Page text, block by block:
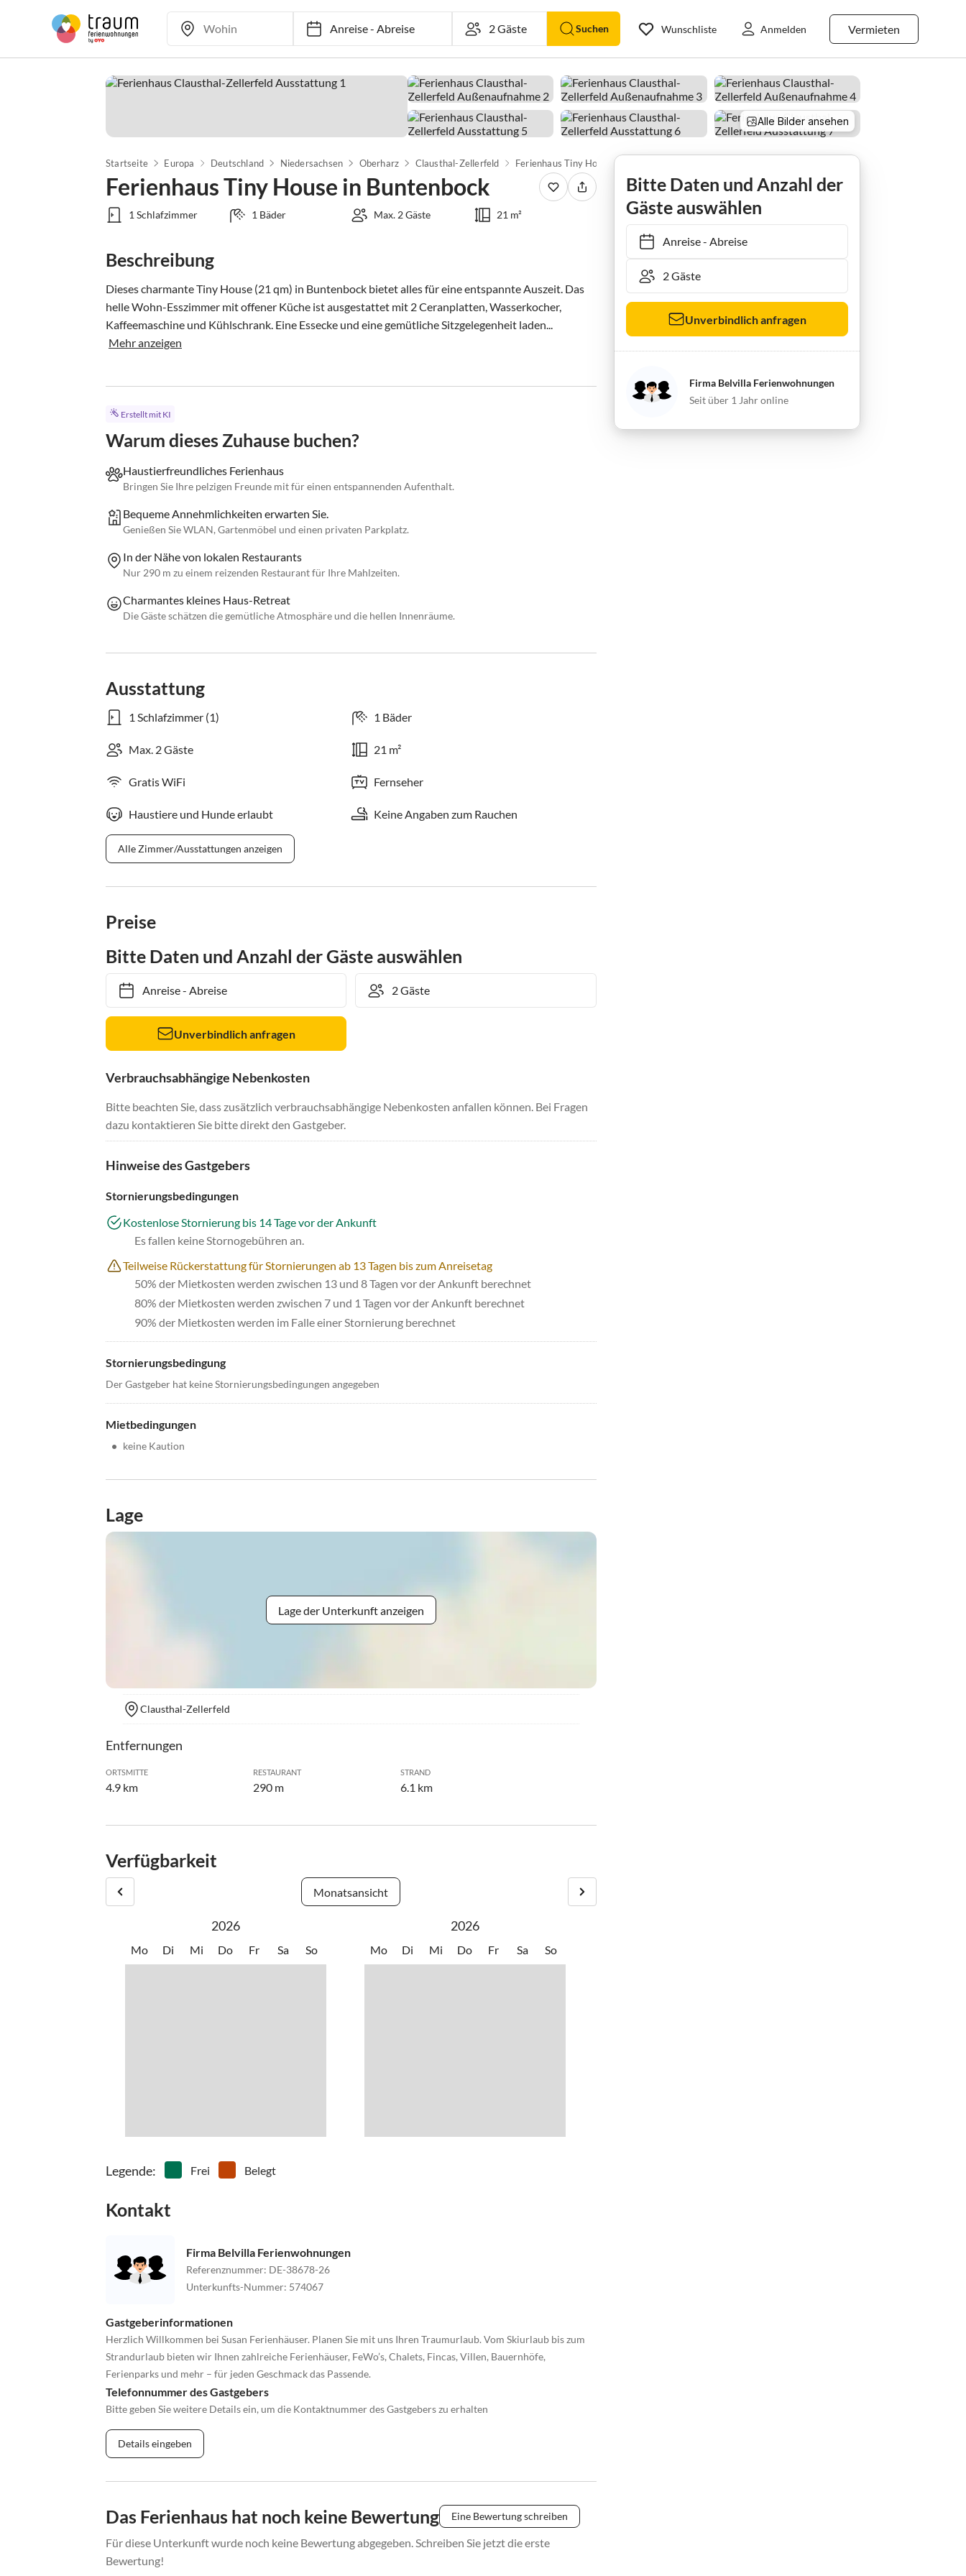
Anreise-Abreise Suchen Vermieten
Wunschliste Anmelden
Alle Bilder ansehen
Startseite Europa Deutschland Niedersachsen Oberharz Clausthal-Zellerfeld
Ferienhaus Tiny House in Buntenbock
1 Schlafzimmer 1 Bäder Max. 2 Gäste 21 m²
Beschreibung
Dieses charmante Tiny House (21 qm) in Buntenbock bietet alles für eine entspannte Auszeit. Das
helle Wohn-Esszimmer mit offener Küche ist ausgestattet mit 2 Ceranplatten, Wasserkocher,
Kaffeemaschine und Kühlschrank. Eine Essecke und eine gemütliche Sitzgelegenheit laden...
Mehr anzeigen
Erstellt mit KI
Warum dieses Zuhause buchen?
Haustierfreundliches Ferienhaus
Bringen Sie Ihre pelzigen Freunde mit für einen entspannenden Aufenthalt.
Bequeme Annehmlichkeiten erwarten Sie.
Genießen Sie WLAN, Gartenmöbel und einen privaten Parkplatz.
In der Nähe von lokalen Restaurants
Nur 290 m zu einem reizenden Restaurant für Ihre Mahlzeiten.
Charmantes kleines Haus-Retreat
Die Gäste schätzen die gemütliche Atmosphäre und die hellen Innenräume.
Ausstattung
1 Schlafzimmer (1) 1 Bäder
Max. 2 Gäste 21 m²
Gratis WiFi Fernseher
Haustiere und Hunde erlaubt Keine Angaben zum Rauchen
Alle Zimmer/Ausstattungen anzeigen
Preise
Bitte Daten und Anzahl der Gäste auswählen
Anreise- Abreise
Unverbindlich anfragen
Verbrauchsabhängige Nebenkosten
Bitte beachten Sie, dass zusätzlich verbrauchsabhängige Nebenkosten anfallen können. Bei Fragen
dazu kontaktieren Sie bitte direkt den Gastgeber.
Hinweise des Gastgebers
Stornierungsbedingungen
Kostenlose Stornierung bis 14 Tage vor der Ankunft
Es fallen keine Stornogebühren an.
Teilweise Rückerstattung für Stornierungen ab 13 Tagen bis zum Anreisetag
50% der Mietkosten werden zwischen 13 und 8 Tagen vor der Ankunft berechnet
80% der Mietkosten werden zwischen 7 und 1 Tagen vor der Ankunft berechnet
90% der Mietkosten werden im Falle einer Stornierung berechnet
Stornierungsbedingung
Der Gastgeber hat keine Stornierungsbedingungen angegeben
Mietbedingungen
• keine Kaution
Lage
Lage der Unterkunft anzeigen
Clausthal-Zellerfeld
Entfernungen
ORTSMITTE
4.9 km
RESTAURANT
290 m
STRAND
6.1 km
Verfügbarkeit
Monatsansicht
2026
Mo Di Mi Do Fr Sa So
2026
Mo Di Mi Do Fr Sa So
Legende: Frei Belegt
Kontakt
Firma Belvilla Ferienwohnungen
Referenznummer: DE-38678-26
Unterkunfts-Nummer: 574067
Gastgeberinformationen
Herzlich Willkommen bei Susan Ferienhäuser. Planen Sie mit uns Ihren Traumurlaub. Vom Skiurlaub bis zum
Strandurlaub bieten wir Ihnen zahlreiche Ferienhäuser, FeWo’s, Chalets, Fincas, Villen, Bauernhöfe,
Ferienparks und mehr – für jeden Geschmack das Passende.
Telefonnummer des Gastgebers
Bitte geben Sie weitere Details ein, um die Kontaktnummer des Gastgebers zu erhalten
Details eingeben
Das Ferienhaus hat noch keine Bewertung Eine Bewertung schreiben
Für diese Unterkunft wurde noch keine Bewertung abgegeben. Schreiben Sie jetzt die erste
Bewertung!
Bitte Daten und Anzahl der
Gäste auswählen
Anreise- Abreise
Unverbindlich anfragen
Firma Belvilla Ferienwohnungen
Seit über 1 Jahr online